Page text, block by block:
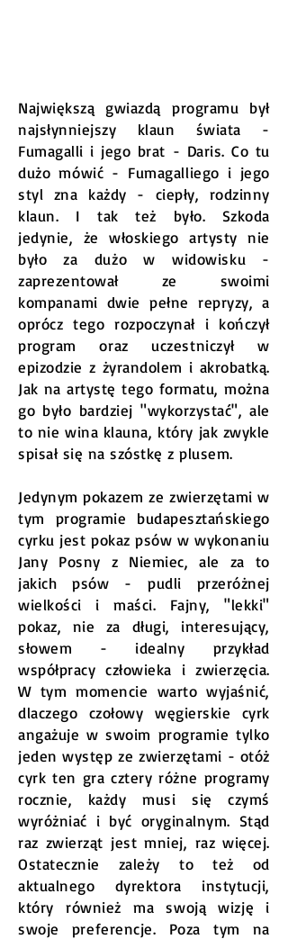
Największą gwiazdą programu był
najsłynniejszy klaun świata -
Fumagalli i jego brat - Daris. Co tu
dużo mówić - Fumagalliego i jego
styl zna każdy - ciepły, rodzinny
klaun. I tak też było. Szkoda
jedynie, że włoskiego artysty nie
było za dużo w widowisku -
zaprezentował ze swoimi
kompanami dwie pełne repryzy, a
oprócz tego rozpoczynał i kończył
program oraz uczestniczył w
epizodzie z żyrandolem i akrobatką.
Jak na artystę tego formatu, można
go było bardziej "wykorzystać", ale
to nie wina klauna, który jak zwykle
spisał się na szóstkę z plusem.
Jedynym pokazem ze zwierzętami w
tym programie budapesztańskiego
cyrku jest pokaz psów w wykonaniu
Jany Posny z Niemiec, ale za to
jakich psów - pudli przeróżnej
wielkości i maści. Fajny, "lekki"
pokaz, nie za długi, interesujący,
słowem - idealny przykład
współpracy człowieka i zwierzęcia.
W tym momencie warto wyjaśnić,
dlaczego czołowy węgierskie cyrk
angażuje w swoim programie tylko
jeden występ ze zwierzętami - otóż
cyrk ten gra cztery różne programy
rocznie, każdy musi się czymś
wyróżniać i być oryginalnym. Stąd
raz zwierząt jest mniej, raz więcej.
Ostatecznie zależy to też od
aktualnego dyrektora instytucji,
który również ma swoją wizję i
swoje preferencje. Poza tym na